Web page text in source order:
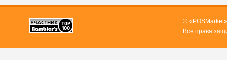
©
Все права